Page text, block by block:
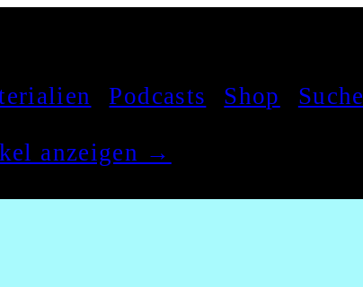
Podcasts Shop Suche
anzeigen →